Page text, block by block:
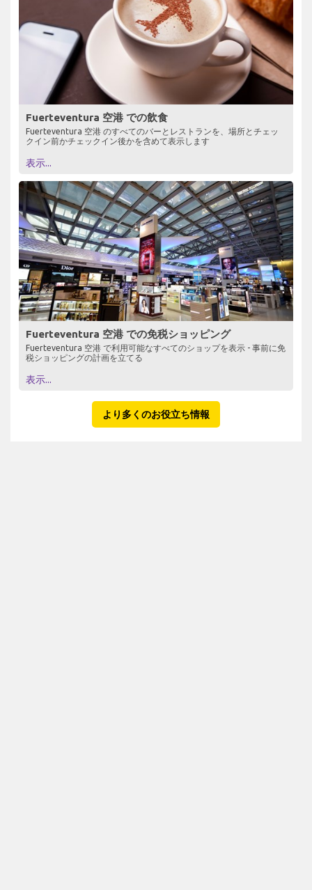
Fuerteventura 空港 での飲食
Fuerteventura 空港 のすべてのバーとレストランを、場所とチェッ
クイン前かチェックイン後かを含めて表示します
表示...
Fuerteventura 空港 での免税ショッピング
Fuerteventura 空港 で利用可能なすべてのショップを表示 - 事前に免
税ショッピングの計画を立てる
表示...
より多くのお役立ち情報